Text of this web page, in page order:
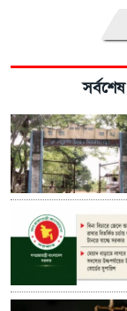
সর্বশেষ